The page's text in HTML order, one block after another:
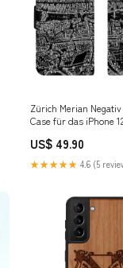
Zürich Merian
Case für das iPhone
US$ 49.90
★★★★★ 4.6 (5